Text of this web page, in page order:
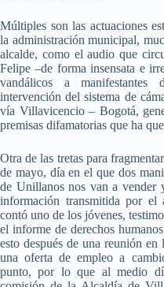
Múltiples son las actuaciones
la administración municipal,
alcalde, como el audio que
Felipe –de forma insensata e
vandálicos a
intervención del sistema de
vía Villavicencio – Bogotá,
premisas difamatorias que ha
Otra de las tretas para
de mayo, día en el que dos
de Unillanos nos van a vender
información transmitida por el
contó uno de los jóvenes,
el informe de derechos
esto después de una reunión en
una oferta de empleo a
punto, por lo que al medio